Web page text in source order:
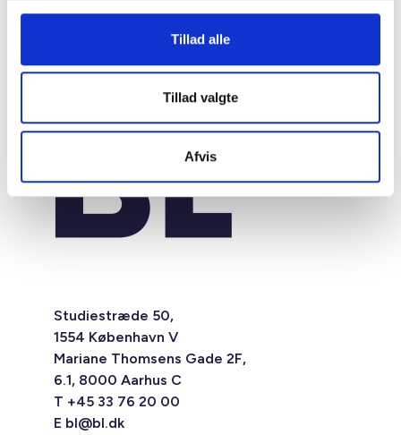
Tillad alle
Tillad valgte
Afvis
Studiestræde 50,
1554 København V
Mariane Thomsens Gade 2F,
6.1, 8000 Aarhus C
T +45 33 76 20 00
E bl@bl.dk